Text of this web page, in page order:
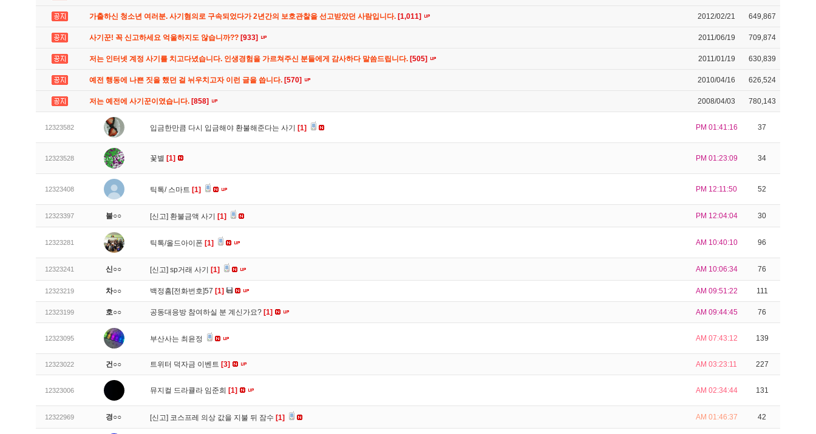
가출하신 청소년 여러분. 사기혐의로 구속되었다가 2년간의 보호관찰을 선고받았던 사람입니다. [1,011] 2012/02/21 649,867
사기꾼! 꼭 신고하세요 억울하지도 않습니까?? [933] 2011/06/19 709,874
저는 인터넷 계정 사기를 치고다녔습니다. 인생경험을 가르쳐주신 분들에게 감사하다 말씀드립니다. [505] 2011/01/19 630,839
예전 행동에 나쁜 짓을 했던 걸 뉘우치고자 이런 글을 씁니다. [570] 2010/04/16 626,524
저는 예전에 사기꾼이였습니다. [858] 2008/04/03 780,143
12323582 입금한만큼 다시 입금해야 환불해준다는 사기 [1] PM 01:41:16 37
12323528 꽃별 [1] PM 01:23:09 34
12323408 틱톡/ 스마트 [1] PM 12:11:50 52
12323397 불○○ [신고] 환불금액 사기 [1] PM 12:04:04 30
12323281 틱톡/올드아이폰 [1] AM 10:40:10 96
12323241 신○○ [신고] sp거래 사기 [1] AM 10:06:34 76
12323219 차○○ 백정흠[전화번호]57 [1] AM 09:51:22 111
12323199 호○○ 공동대응방 참여하실 분 계신가요? [1] AM 09:44:45 76
12323095 부산사는 최윤정 AM 07:43:12 139
12323022 건○○ 트위터 덕자금 이벤트 [3] AM 03:23:11 227
12323006 뮤지컬 드라큘라 임준희 [1] AM 02:34:44 131
12322969 경○○ [신고] 코스프레 의상 값을 지불 뒤 잠수 [1] AM 01:46:37 42